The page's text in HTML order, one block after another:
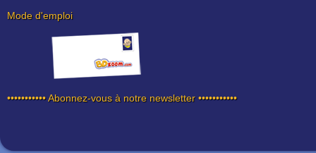
Mode d'emploi
••••••••••• Abonnez-vous à notre newsletter •••••••••••